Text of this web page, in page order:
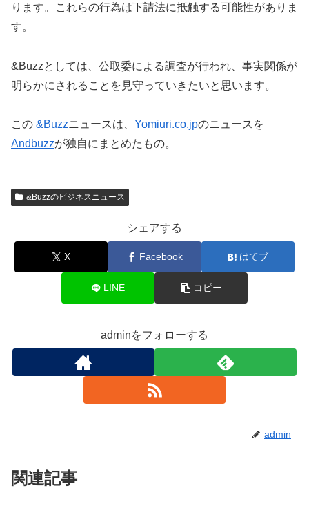
ります。これらの行為は下請法に抵触する可能性がありま
す。
&Buzzとしては、公取委による調査が行われ、事実関係が
明らかにされることを見守っていきたいと思います。
この &Buzzニュースは、 Yomiuri.co.jpのニュースを
Andbuzzが独自にまとめたもの。
&Buzzのビジネスニュース
シェアする
X Facebook はてブ
LINE コピー
adminをフォローする
admin
関連記事